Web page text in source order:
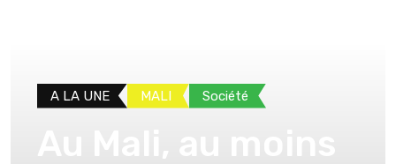
A LA UNE MALI Société